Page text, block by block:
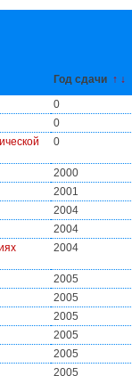
Год сдачи ↑ ↓
0
0
0
2000
2001
2004
2004
2004
2005
2005
2005
2005
2005
2005